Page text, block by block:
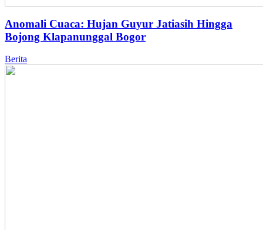
Anomali Cuaca: Hujan Guyur Jatiasih Hingga
Bojong Klapanunggal Bogor
Berita